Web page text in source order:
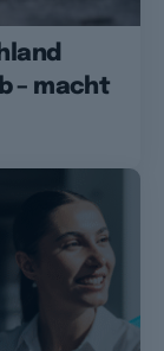
– macht